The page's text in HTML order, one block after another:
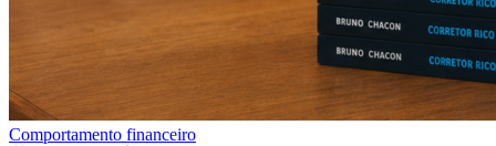
Comportamento financeiro